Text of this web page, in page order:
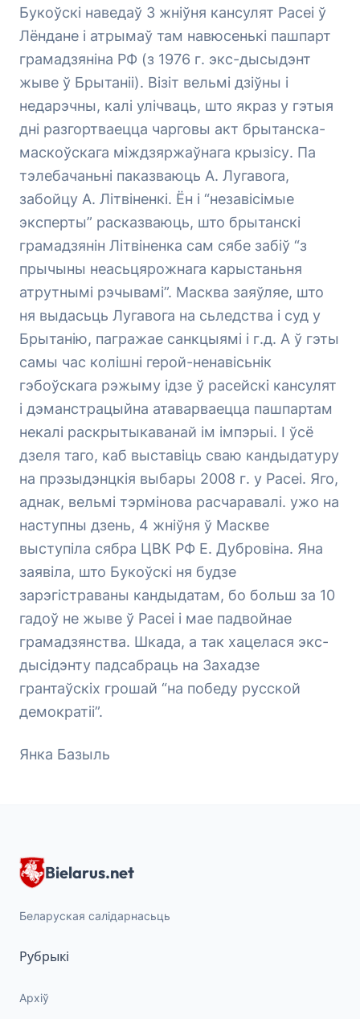
Букоўскі наведаў 3 жніўня кансулят Расеі ў
Лёндане і атрымаў там навюсенькі пашпарт
грамадзяніна РФ (з 1976 г. экс-дысыдэнт
жыве ў Брытаніі). Візіт вельмі дзіўны і
недарэчны, калі улічваць, што якраз у гэтыя
дні разгортваецца чарговы акт брытанска-
маскоўскага міждзяржаўнага крызісу. Па
тэлебачаньні паказваюць А. Лугавога,
забойцу А. Літвіненкі. Ён і “незавісімые
эксперты” расказваюць, што брытанскі
грамадзянін Літвіненка сам сябе забіў “з
прычыны неасьцярожнага карыстаньня
атрутнымі рэчывамі”. Масква заяўляе, што
ня выдасьць Лугавога на сьледства і суд у
Брытанію, пагражае санкцыямі і г.д. А ў гэты
самы час колішні герой-ненавісьнік
гэбоўскага рэжыму ідзе ў расейскі кансулят
і дэманстрацыйна атаварваецца пашпартам
некалі раскрытыкаванай ім імпэрыі. І ўсё
дзеля таго, каб выставіць сваю кандыдатуру
на прэзыдэнцкія выбары 2008 г. у Расеі. Яго,
аднак, вельмі тэрмінова расчаравалі. ужо на
наступны дзень, 4 жніўня ў Маскве
выступіла сябра ЦВК РФ Е. Дубровіна. Яна
заявіла, што Букоўскі ня будзе
зарэгістраваны кандыдатам, бо больш за 10
гадоў не жыве ў Расеі і мае падвойнае
грамадзянства. Шкада, а так хацелася экс-
дысідэнту падсабраць на Захадзе
грантаўскіх грошай “на победу русской
демократіі”.
Янка Базыль
Bielarus.net
Беларуская салідарнасьць
Рубрыкі
Архіў